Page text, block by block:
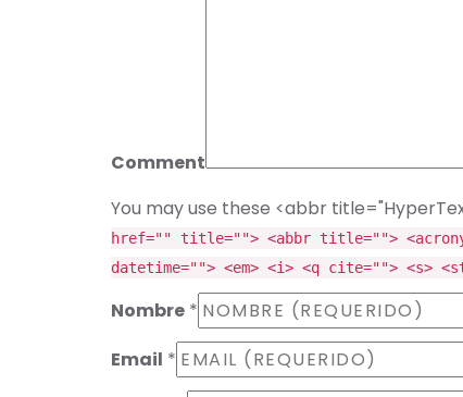
Comment
You may use these <abbr
href="" title=""> <abbr title="">
datetime=""> <em> <i> <q cite=""> <s>
Nombre *
Email *